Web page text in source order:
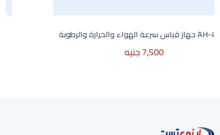
AH-4223 جهاز قياس سرعة الهواء والحرارة والرطوبة
7,500 جنيه